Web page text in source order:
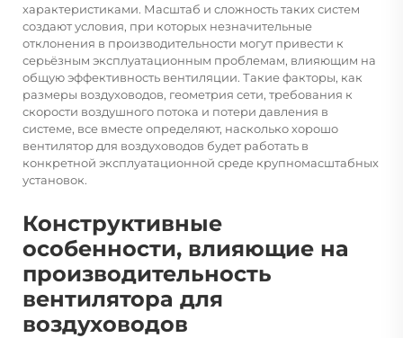
характеристиками. Масштаб и сложность таких систем
создают условия, при которых незначительные
отклонения в производительности могут привести к
серьёзным эксплуатационным проблемам, влияющим на
общую эффективность вентиляции. Такие факторы, как
размеры воздуховодов, геометрия сети, требования к
скорости воздушного потока и потери давления в
системе, все вместе определяют, насколько хорошо
вентилятор для воздуховодов будет работать в
конкретной эксплуатационной среде крупномасштабных
установок.
Конструктивные
особенности, влияющие на
производительность
вентилятора для
воздуховодов